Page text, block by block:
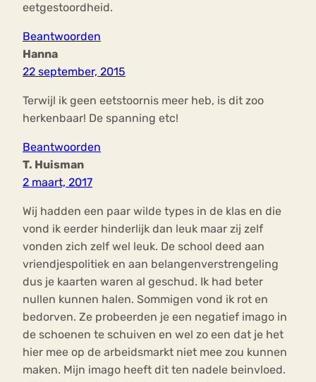
eetgestoordheid.
Beantwoorden
Hanna
22 september, 2015
Terwijl ik geen eetstoornis meer heb, is dit zoo
herkenbaar! De spanning etc!
Beantwoorden
T. Huisman
2 maart, 2017
Wij hadden een paar wilde types in de klas en die
vond ik eerder hinderlijk dan leuk maar zij zelf
vonden zich zelf wel leuk. De school deed aan
vriendjespolitiek en aan belangenverstrengeling
dus je kaarten waren al geschud. Ik had beter
nullen kunnen halen. Sommigen vond ik rot en
bedorven. Ze probeerden je een negatief imago in
de schoenen te schuiven en wel zo een dat je het
hier mee op de arbeidsmarkt niet mee zou kunnen
maken. Mijn imago heeft dit ten nadele beinvloed.